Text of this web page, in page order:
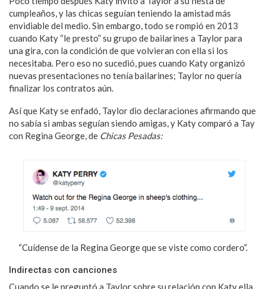
cumpleaños, y las chicas seguían teniendo la amistad más
envidiable del medio. Sin embargo, todo se rompió en 2013
cuando Katy “le presto” su grupo de bailarines a Taylor para
una gira, con la condición de que volvieran con ella si los
necesitaba. Pero eso no sucedió, pues cuando Katy organizó
nuevas presentaciones no tenía bailarines; Taylor no quería
finalizar los contratos aún.
Así que Katy se enfadó, Taylor dio declaraciones afirmando que
no sabía si ambas seguían siendo amigas, y Katy comparó a Tay
con Regina George, de Chicas Pesadas:
“Cuídense de la Regina George que se viste como cordero”.
Indirectas con canciones